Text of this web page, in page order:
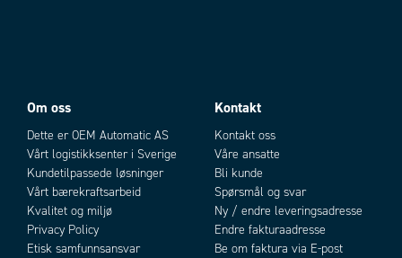
Om oss
Dette er OEM Automatic AS
Vårt logistikksenter i Sverige
Kundetilpassede løsninger
Vårt bærekraftsarbeid
Kvalitet og miljø
Privacy Policy
Etisk samfunnsansvar
Kontakt
Kontakt oss
Våre ansatte
Bli kunde
Spørsmål og svar
Ny / endre leveringsadresse
Endre fakturaadresse
Be om faktura via E-post